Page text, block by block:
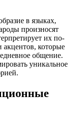
в языках,
произносят
их по-
акцентов, которые
общение.
уникальное